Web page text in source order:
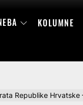
KOLUMNE
Republike